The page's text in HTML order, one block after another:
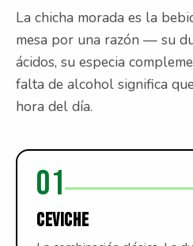
La chicha morada es la
mesa por una razón — su
ácidos, su especia
falta de alcohol significa
hora del día.
01
CEVICHE